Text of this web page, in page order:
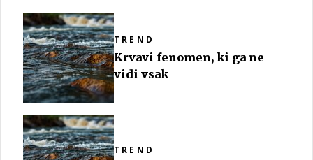
TREND
Krvavi fenomen, ki ga ne
vidi vsak
TREND